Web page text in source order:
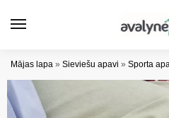
Mājas lapa » Sieviešu apavi » Sporta